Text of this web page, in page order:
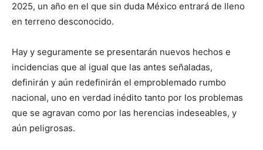
2025, un año en el que sin duda México entrará de lleno
en terreno desconocido.
Hay y seguramente se presentarán nuevos hechos e
incidencias que al igual que las antes señaladas,
definirán y aún redefinirán el emproblemado rumbo
nacional, uno en verdad inédito tanto por los problemas
que se agravan como por las herencias indeseables, y
aún peligrosas.